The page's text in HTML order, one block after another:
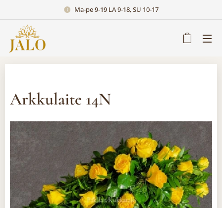
Ma-pe 9-19 LA 9-18, SU 10-17
Arkkulaite 14N